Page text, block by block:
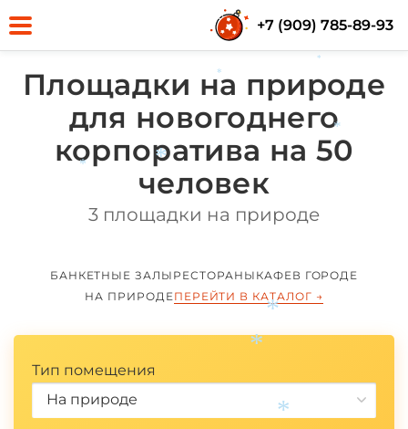
+7 (909) 785-89-93
Площадки на природе
для новогоднего
корпоратива на 50
человек
3 площадки на природе
БАНКЕТНЫЕ ЗАЛЫ РЕСТОРАНЫ КАФЕВ ГОРОДЕ
НА ПРИРОДЕПЕРЕЙТИ В КАТАЛОГ →
Тип помещения
На природе
*
*
*
*